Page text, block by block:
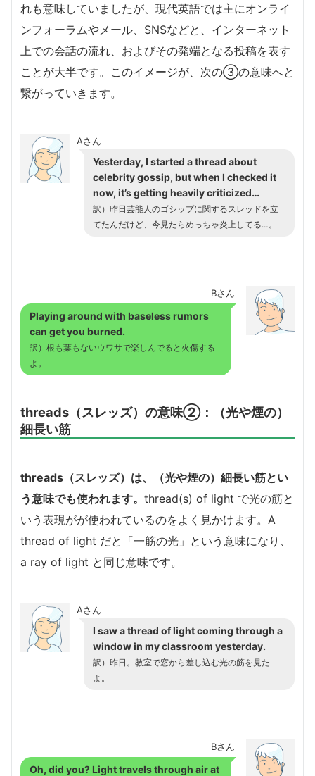
れも意味していましたが、現代英語では主にオンライ
ンフォーラムやメール、SNSなどと、インターネット
上での会話の流れ、およびその発端となる投稿を表す
ことが大半です。このイメージが、次の③の意味へと
繋がっていきます。
Aさん
Yesterday, I started a thread about
celebrity gossip, but when I checked it
now, it’s getting heavily criticized…
訳）昨日芸能人のゴシップに関するスレッドを立
てたんだけど、今見たらめっちゃ炎上してる…。
Bさん
Playing around with baseless rumors
can get you burned.
訳）根も葉もないウワサで楽しんでると火傷する
よ。
threads（スレッズ）の意味②：（光や煙の）
細長い筋
threads（スレッズ）は、（光や煙の）細長い筋とい
う意味でも使われます。 thread(s) of light で光の筋と
いう表現がが使われているのをよく見かけます。A
thread of light だと「一筋の光」という意味になり、
a ray of light と同じ意味です。
Aさん
I saw a thread of light coming through a
window in my classroom yesterday.
訳）昨日。教室で窓から差し込む光の筋を見た
よ。
Bさん
Oh, did you? Light travels through air at